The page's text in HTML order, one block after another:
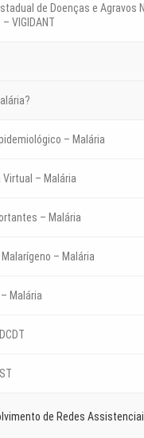
de Doenças e Agravos
VIGIDANT
– Malária
Virtual – Malária
– Malária
– Malária
Malária
de Redes